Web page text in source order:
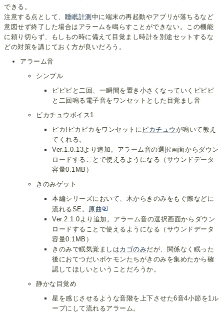
できる。
注意する点として、 睡眠計測中に端末の再起動やアプリが落ちるなど
意図せず終了した場合はアラームを鳴らすことができない。この機能
に頼り切らず、もしもの時に備えて目覚まし時計を別途セットするな
どの対策を講じておく方が良いだろう。
アラーム音
シンプル
ピピピと二回、一瞬間を置き小さくなっていくピピピ
と二回鳴る電子音をワンセットとした目覚まし音
ピカチュウボイス1
ピカ!ピカピカをワンセットに ピカチュウ が鳴いて教え
てくれる。
Ver.1.0.13より追加。アラーム音の選択画面からダウン
ロードすることで使えるようになる（サウンドデータ
容量0.1MB）
きのみゲット
本編シリーズにおいて、木からきのみをもぐ際などに
流れるSE。 原曲
Ver.2.1.0より追加。アラーム音の選択画面からダウン
ロードすることで使えるようになる（サウンドデータ
容量0.1MB）
きのみで眠気覚ましはカゴのみだが、関係なく眠った
後におてつだいポケモンたちがきのみを集めたから確
認してほしいということだろうか。
静かな目覚め
星を感じさせるような音階を上下させた6音4小節を1ル
ープにして流れるアラーム。